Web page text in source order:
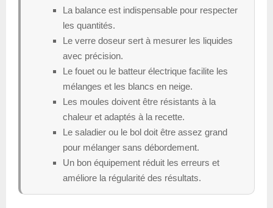
La balance est indispensable pour respecter
les quantités.
Le verre doseur sert à mesurer les liquides
avec précision.
Le fouet ou le batteur électrique facilite les
mélanges et les blancs en neige.
Les moules doivent être résistants à la
chaleur et adaptés à la recette.
Le saladier ou le bol doit être assez grand
pour mélanger sans débordement.
Un bon équipement réduit les erreurs et
améliore la régularité des résultats.